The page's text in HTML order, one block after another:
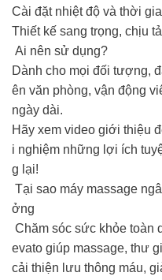
Cài đặt nhiệt độ và thời
Thiết kế sang trọng, chịu
Ai nên sử dụng?
Dành cho mọi đối tượng,
ên văn phòng, vận động
ngày dài.
Hãy xem video giới thiệu
i nghiệm những lợi ích
g lại!
Tại sao máy massage
ởng
Chăm sóc sức khỏe toàn
evato giúp massage, thư
cải thiện lưu thông máu,